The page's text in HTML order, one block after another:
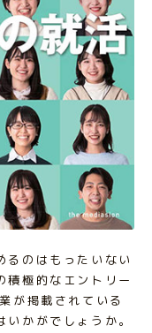
るのはもったいない
積極的なエントリー
が掲載されている
かがでしょうか。